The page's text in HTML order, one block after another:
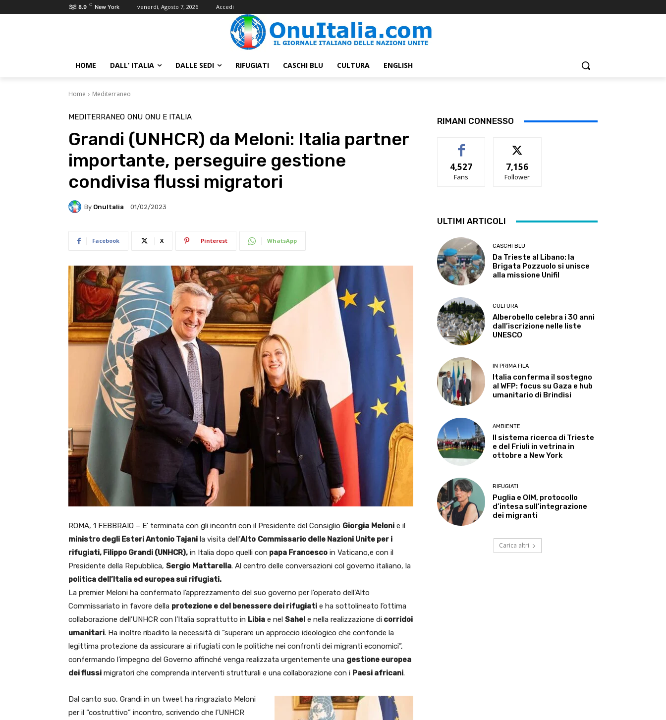
8.9 C New York venerdì, Agosto 7, 2026 Accedi
HOME DALL’ ITALIA DALLE SEDI RIFUGIATI CASCHI BLU CULTURA ENGLISH
Home Mediterraneo
MEDITERRANEO ONU ONU E ITALIA
Grandi (UNHCR) da Meloni: Italia partner
importante, perseguire gestione
condivisa flussi migratori
By OnuItalia 01/02/2023
Facebook X Pinterest WhatsApp
ROMA, 1 FEBBRAIO – E’ terminata con gli incontri con il Presidente del Consiglio Giorgia Meloni e il
ministro degli Esteri Antonio Tajani la visita dell’Alto Commissario delle Nazioni Unite per i
rifugiati, Filippo Grandi (UNHCR), in Italia dopo quelli con papa Francesco in Vaticano,e con il
Presidente della Repubblica, Sergio Mattarella. Al centro delle conversazioni col governo italiano, la
politica dell’Italia ed europea sui rifugiati.
La premier Meloni ha confermato l’apprezzamento del suo governo per l’operato dell’Alto
Commissariato in favore della protezione e del benessere dei rifugiati e ha sottolineato l’ottima
collaborazione dell’UNHCR con l’Italia soprattutto in Libia e nel Sahel e nella realizzazione di corridoi
umanitari. Ha inoltre ribadito la necessità di ”superare un approccio ideologico che confonde la
legittima protezione da assicurare ai rifugiati con le politiche nei confronti dei migranti economici”,
confermando l’impegno del Governo affinché venga realizzata urgentemente una gestione europea
dei flussi migratori che comprenda interventi strutturali e una collaborazione con i Paesi africani.
Dal canto suo, Grandi in un tweet ha ringraziato Meloni
per il “costruttivo” incontro, scrivendo che l’UNHCR
RIMANI CONNESSO
4,527
Fans
7,156
Follower
ULTIMI ARTICOLI
CASCHI BLU
Da Trieste al Libano: la
Brigata Pozzuolo si unisce
alla missione Unifil
CULTURA
Alberobello celebra i 30 anni
dall’iscrizione nelle liste
UNESCO
IN PRIMA FILA
Italia conferma il sostegno
al WFP: focus su Gaza e hub
umanitario di Brindisi
AMBIENTE
Il sistema ricerca di Trieste
e del Friuli in vetrina in
ottobre a New York
RIFUGIATI
Puglia e OIM, protocollo
d’intesa sull’integrazione
dei migranti
Carica altri